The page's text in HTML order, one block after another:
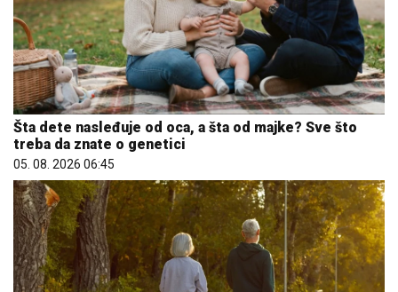
Šta dete nasleđuje od oca, a šta od majke? Sve što
treba da znate o genetici
05. 08. 2026 06:45